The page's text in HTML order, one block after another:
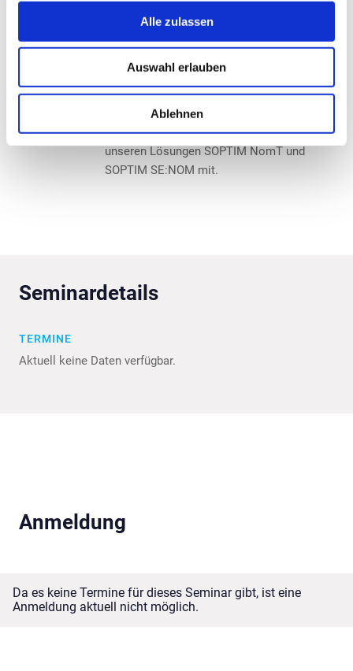
Alle zulassen
Auswahl erlauben
Ablehnen
2008 und mittlerweile auch als
Gruppenleiter ist er verantwortlich für die
Nominierungsmanagement. Nicht
verwunderlich, dass sich auch dort sein
fachlicher Schwerpunkt finden lässt. Gregor
Scholtysik bringt langjährige Expertise zu
unseren Lösungen SOPTIM NomT und
SOPTIM SE:NOM mit.
Seminardetails
TERMINE
Aktuell keine Daten verfügbar.
Anmeldung
Da es keine Termine für dieses Seminar gibt, ist eine
Anmeldung aktuell nicht möglich.